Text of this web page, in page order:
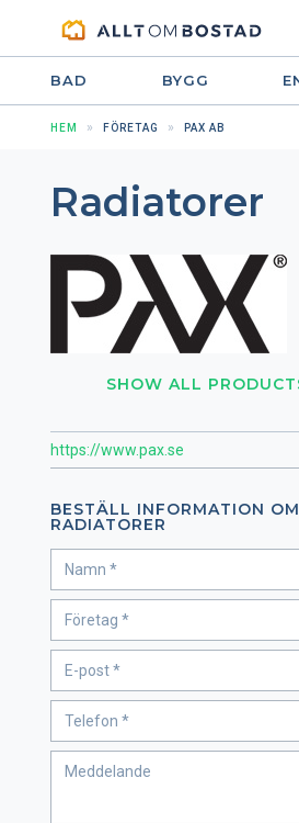
BAD BYGG
HEM FÖRETAG PAX AB
Radiatorer
SHOW ALL
https://www.pax.se
BESTÄLL INFORMATION OM
RADIATORER